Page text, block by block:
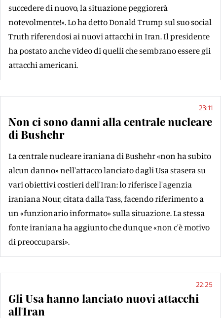
succedere di nuovo, la situazione peggiorerà
notevolmente!». Lo ha detto Donald Trump sul suo social
Truth riferendosi ai nuovi attacchi in Iran. Il presidente
ha postato anche video di quelli che sembrano essere gli
attacchi americani.
23:11
Non ci sono danni alla centrale nucleare
di Bushehr
La centrale nucleare iraniana di Bushehr «non ha subito
alcun danno» nell'attacco lanciato dagli Usa stasera su
vari obiettivi costieri dell'Iran: lo riferisce l'agenzia
iraniana Nour, citata dalla Tass, facendo riferimento a
un «funzionario informato» sulla situazione. La stessa
fonte iraniana ha aggiunto che dunque «non c'è motivo
di preoccuparsi».
22:25
Gli Usa hanno lanciato nuovi attacchi
all'Iran